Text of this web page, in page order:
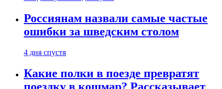
Россиянам назвали самые частые
ошибки за шведским столом
4 дня спустя
Какие полки в поезде превратят